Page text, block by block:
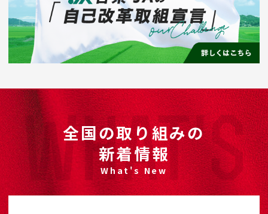
全国の取り組みの
新着情報
What's New